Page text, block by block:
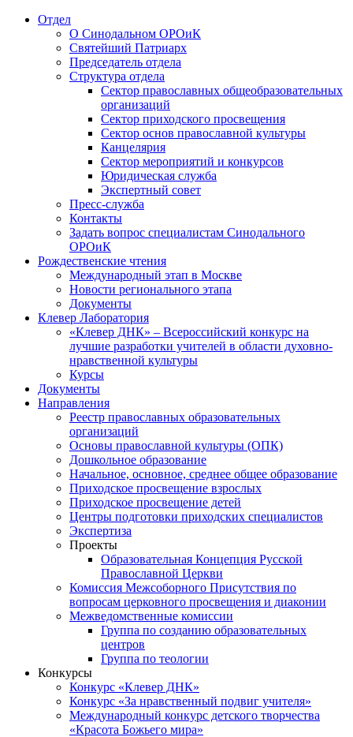
Отдел
О Синодальном ОРОиК
Святейший Патриарх
Председатель отдела
Структура отдела
Сектор православных общеобразовательных
организаций
Сектор приходского просвещения
Сектор основ православной культуры
Канцелярия
Сектор мероприятий и конкурсов
Юридическая служба
Экспертный совет
Пресс-служба
Контакты
Задать вопрос специалистам Синодального
ОРОиК
Рождественские чтения
Международный этап в Москве
Новости регионального этапа
Документы
Клевер Лаборатория
«Клевер ДНК» – Всероссийский конкурс на
лучшие разработки учителей в области духовно-
нравственной культуры
Курсы
Документы
Направления
Реестр православных образовательных
организаций
Основы православной культуры (ОПК)
Дошкольное образование
Начальное, основное, среднее общее образование
Приходское просвещение взрослых
Приходское просвещение детей
Центры подготовки приходских специалистов
Экспертиза
Проекты
Образовательная Концепция Русской
Православной Церкви
Комиссия Межсоборного Присутствия по
вопросам церковного просвещения и диаконии
Межведомственные комиссии
Группа по созданию образовательных
центров
Группа по теологии
Конкурсы
Конкурс «Клевер ДНК»
Конкурс «За нравственный подвиг учителя»
Международный конкурс детского творчества
«Красота Божьего мира»